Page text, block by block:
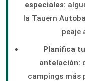
especiales:
la Tauern
peaje
Planifica
antelación:
campings más